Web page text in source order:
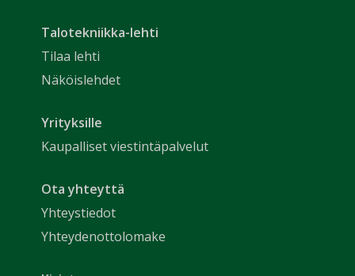
Talotekniikka-lehti
Tilaa lehti
Näköislehdet
Yrityksille
Kaupalliset viestintäpalvelut
Ota yhteyttä
Yhteystiedot
Yhteydenottolomake